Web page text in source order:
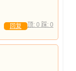
顶: 0 踩: 0
回复